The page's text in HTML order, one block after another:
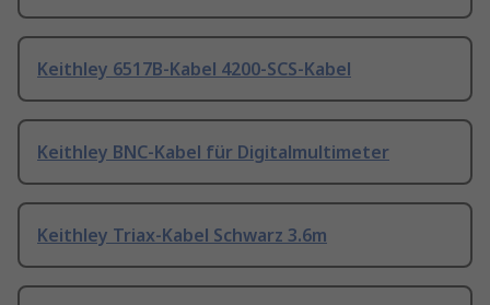
Keithley 6517B-Kabel 4200-SCS-Kabel
Keithley BNC-Kabel für Digitalmultimeter
Keithley Triax-Kabel Schwarz 3.6m